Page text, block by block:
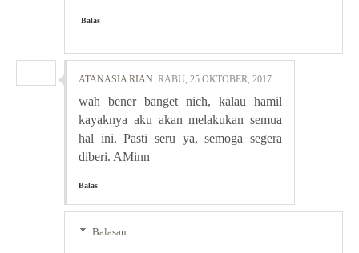
Balas
ATANASIA RIAN RABU, 25 OKTOBER, 2017
wah bener banget nich, kalau hamil
kayaknya aku akan melakukan semua
hal ini. Pasti seru ya, semoga segera
diberi. AMinn
Balas
Balasan